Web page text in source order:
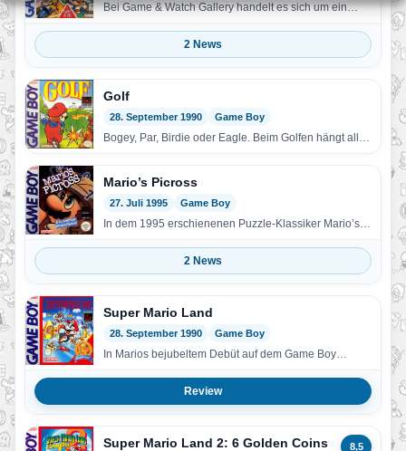
Bei Game & Watch Gallery handelt es sich um ein
2 News
Golf
28. September 1990 Game Boy
Bogey, Par, Birdie oder Eagle. Beim Golfen hängt alles
von Ihrem Können ab. Golf steht für…
Mario’s Picross
27. Juli 1995 Game Boy
In dem 1995 erschienenen Puzzle-Klassiker Mario’s
2 News
Super Mario Land
28. September 1990 Game Boy
In Marios bejubeltem Debüt auf dem Game Boy
Review
Super Mario Land 2: 6 Golden Coins
8,5